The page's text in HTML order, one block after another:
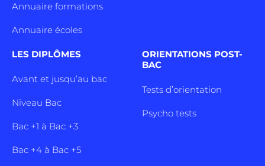
Annuaire formations
Annuaire écoles
LES DIPLÔMES
Avant et jusqu’au bac
Niveau Bac
Bac +1 à Bac +3
Bac +4 à Bac +5
ORIENTATIONS POST-
BAC
Tests d’orientation
Psycho tests